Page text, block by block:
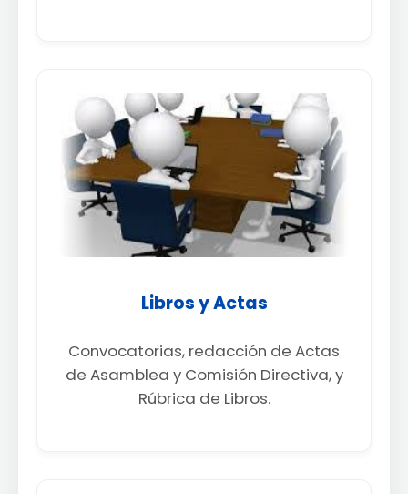
Libros y Actas
Convocatorias, redacción de Actas
de Asamblea y Comisión Directiva, y
Rúbrica de Libros.